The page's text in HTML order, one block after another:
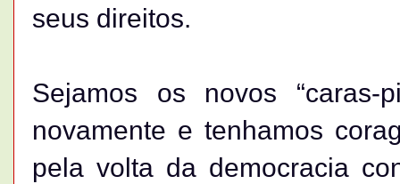
seus direitos.
Sejamos os novos “caras-
novamente e tenhamos
pela volta da democracia